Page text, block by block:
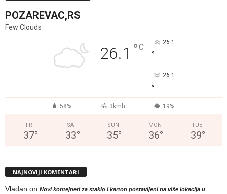
POZAREVAC,RS
Few Clouds
26.1 °C 26.1
°
26.1
°
58% 3kmh 19%
FRI
37°
SAT
33°
SUN
35°
MON
36°
TUE
39°
NAJNOVIJI KOMENTARI
Vladan on Novi kontejneri za staklo i karton postavljeni na više lokacija u